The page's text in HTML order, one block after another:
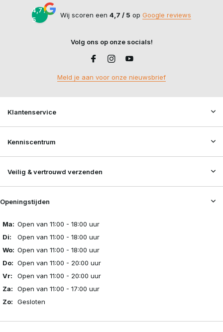
4,7 /
5
Wij scoren een 4,7 / 5 op Google reviews
Volg ons op onze socials!
Meld je aan voor onze nieuwsbrief
Klantenservice
Kenniscentrum
Veilig & vertrouwd verzenden
Openingstijden
Ma: Open van 11:00 - 18:00 uur
Di:
Open van 11:00 - 18:00 uur
Wo: Open van 11:00 - 18:00 uur
Do: Open van 11:00 - 20:00 uur
Vr:
Open van 11:00 - 20:00 uur
Za:
Open van 11:00 - 17:00 uur
Zo:
Gesloten